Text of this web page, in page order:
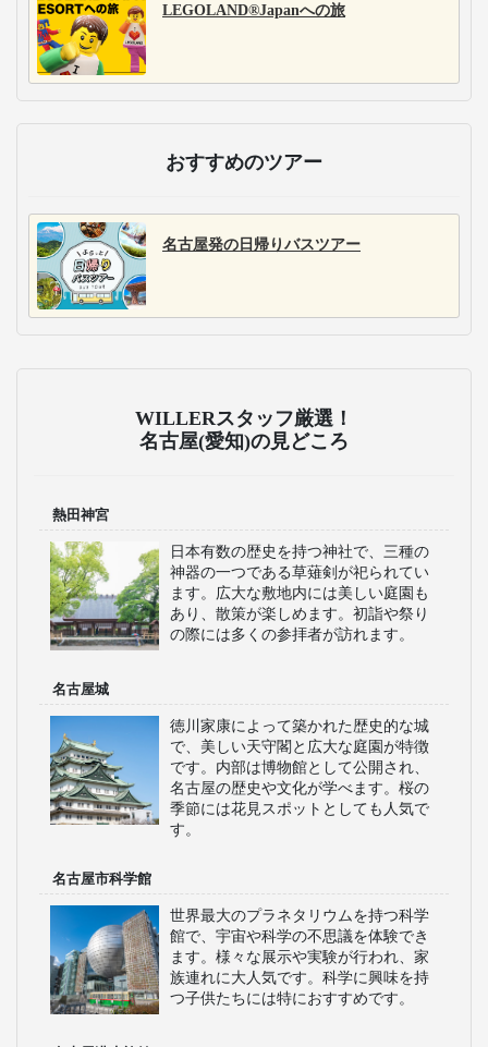
LEGOLAND®Japanへの旅
おすすめのツアー
名古屋発の日帰りバスツアー
WILLERスタッフ厳選！
名古屋(愛知)の見どころ
熱田神宮
日本有数の歴史を持つ神社で、三種の
神器の一つである草薙剣が祀られてい
ます。広大な敷地内には美しい庭園も
あり、散策が楽しめます。初詣や祭り
の際には多くの参拝者が訪れます。
名古屋城
徳川家康によって築かれた歴史的な城
で、美しい天守閣と広大な庭園が特徴
です。内部は博物館として公開され、
名古屋の歴史や文化が学べます。桜の
季節には花見スポットとしても人気で
す。
名古屋市科学館
世界最大のプラネタリウムを持つ科学
館で、宇宙や科学の不思議を体験でき
ます。様々な展示や実験が行われ、家
族連れに大人気です。科学に興味を持
つ子供たちには特におすすめです。